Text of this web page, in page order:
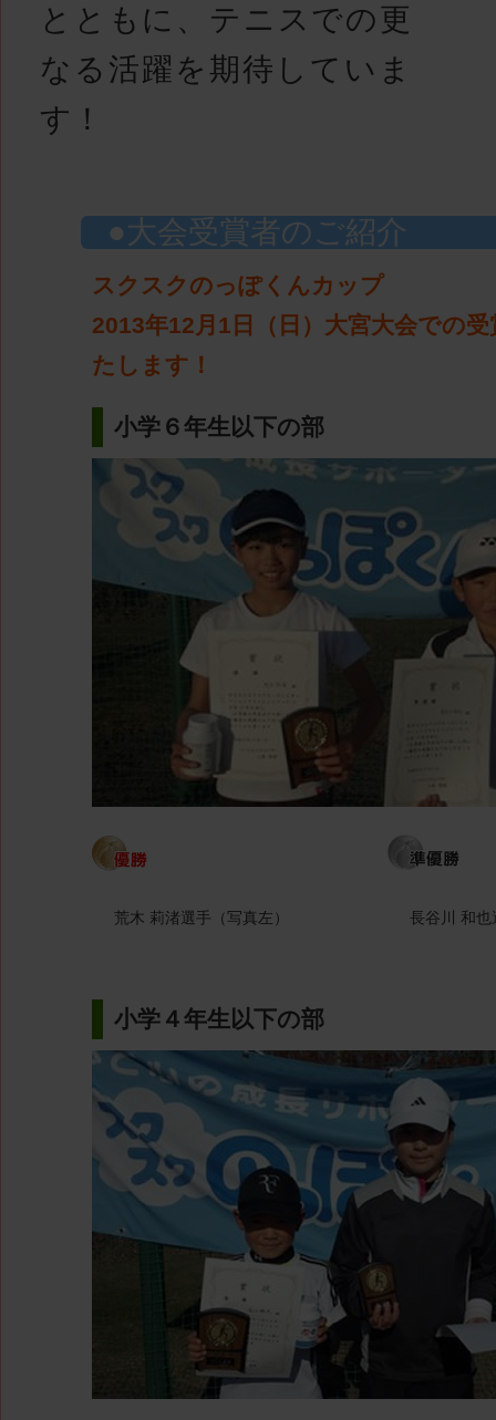
とともに、テニスでの更
なる活躍を期待していま
す！
大会受賞者のご紹介
スクスクのっぽくんカップ
2013年12月1日（日）大宮大会での
たします！
小学６年生以下の部
荒木 莉渚選手（写真左） 長谷川 和也
小学４年生以下の部